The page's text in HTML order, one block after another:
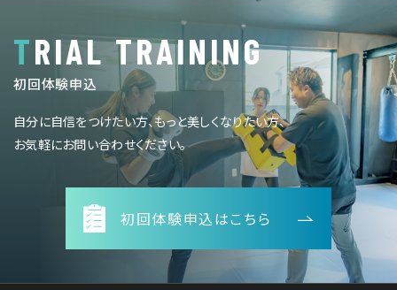
TRIAL TRAINING
初回体験申込
自分に自信をつけたい方、もっと美しくなりたい方、
お気軽にお問い合わせください。
初回体験申込はこちら